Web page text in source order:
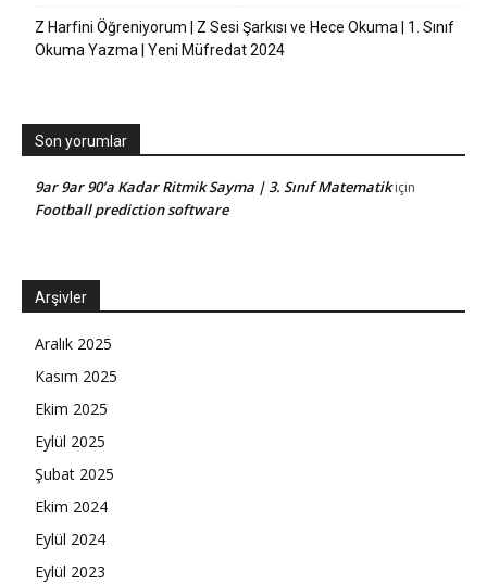
Z Harfini Öğreniyorum | Z Sesi Şarkısı ve Hece Okuma | 1. Sınıf
Okuma Yazma | Yeni Müfredat 2024
Son yorumlar
9ar 9ar 90’a Kadar Ritmik Sayma | 3. Sınıf Matematikiçin
Football prediction software
Arşivler
Aralık 2025
Kasım 2025
Ekim 2025
Eylül 2025
Şubat 2025
Ekim 2024
Eylül 2024
Eylül 2023